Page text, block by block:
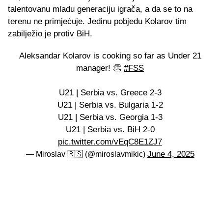
talentovanu mladu generaciju igrača, a da se to na
terenu ne primjećuje. Jedinu pobjedu Kolarov tim
zabilježio je protiv BiH.
Aleksandar Kolarov is cooking so far as Under 21
manager! 👏 #FSS
U21 | Serbia vs. Greece 2-3
U21 | Serbia vs. Bulgaria 1-2
U21 | Serbia vs. Georgia 1-3
U21 | Serbia vs. BiH 2-0
pic.twitter.com/vEqC8E1ZJ7
— Мiroslav 🇷🇸 (@miroslavmikic) June 4, 2025